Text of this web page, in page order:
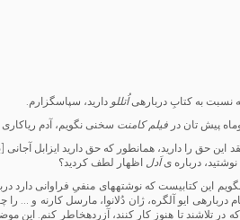
نسبت به کتابِ درباره­یاُتللو دارید، سپاسگزارم.
­پیش­ تان در فیلم کامنت سخنی نگویم، آدم
این حق را دارید، همان­طور که حق دارید ایزابل
درباره یاَدل اظهار لطف کردید؟
بگویم این کتابی­ست که نوشته­های منفیِ فراوانی دارد
درباره­ی ایو آلگره، ژان دُلانوا، مارسل کارنه
در تلاشند تا هنوز کار کنند، آزرده­خاطر کنم. این